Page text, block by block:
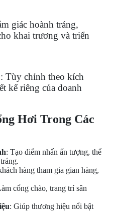
giác hoành tráng,
khai trương và triển
: Tùy chỉnh theo kích
kế riêng của doanh
Hơi Trong Các
: Tạo điểm nhấn ấn tượng, thể
hàng tham gia gian hàng,
cổng chào, trang trí sân
: Giúp thương hiệu nổi bật